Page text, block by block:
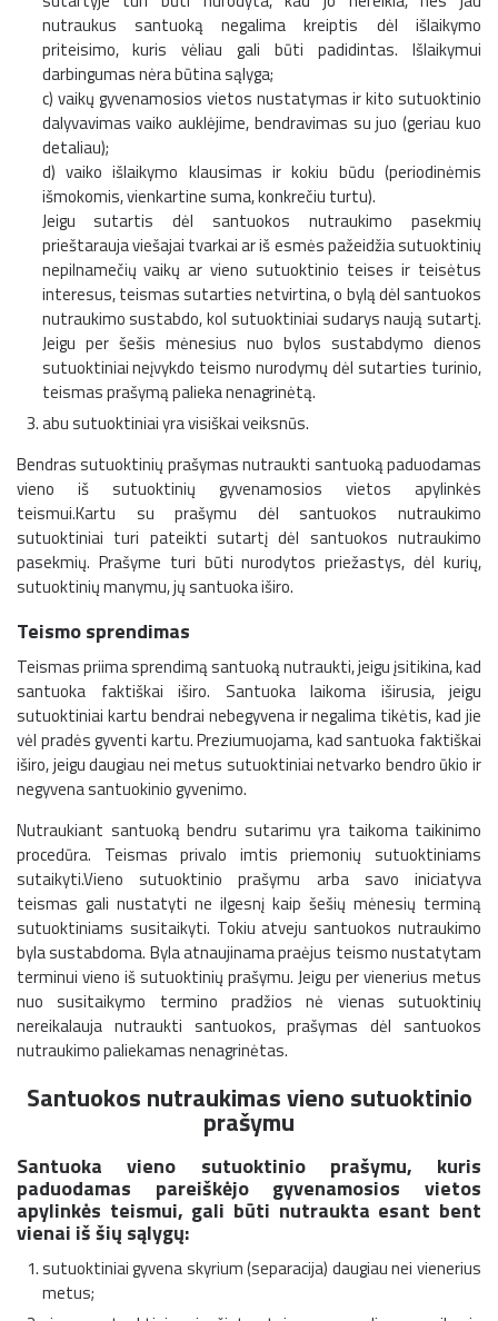
nutraukus santuoką negalima kreiptis dėl išlaikymo
priteisimo, kuris vėliau gali būti padidintas. Išlaikymui
darbingumas nėra būtina sąlyga;
c) vaikų gyvenamosios vietos nustatymas ir kito sutuoktinio
dalyvavimas vaiko auklėjime, bendravimas su juo (geriau kuo
detaliau);
d) vaiko išlaikymo klausimas ir kokiu būdu (periodinėmis
išmokomis, vienkartine suma, konkrečiu turtu).
Jeigu sutartis dėl santuokos nutraukimo pasekmių
prieštarauja viešajai tvarkai ar iš esmės pažeidžia sutuoktinių
nepilnamečių vaikų ar vieno sutuoktinio teises ir teisėtus
interesus, teismas sutarties netvirtina, o bylą dėl santuokos
nutraukimo sustabdo, kol sutuoktiniai sudarys naują sutartį.
Jeigu per šešis mėnesius nuo bylos sustabdymo dienos
sutuoktiniai neįvykdo teismo nurodymų dėl sutarties turinio,
teismas prašymą palieka nenagrinėtą.
abu sutuoktiniai yra visiškai veiksnūs.
Bendras sutuoktinių prašymas nutraukti santuoką paduodamas
vieno iš sutuoktinių gyvenamosios vietos apylinkės
teismui.Kartu su prašymu dėl santuokos nutraukimo
sutuoktiniai turi pateikti sutartį dėl santuokos nutraukimo
pasekmių. Prašyme turi būti nurodytos priežastys, dėl kurių,
sutuoktinių manymu, jų santuoka iširo.
Teismo sprendimas
Teismas priima sprendimą santuoką nutraukti, jeigu įsitikina, kad
santuoka faktiškai iširo. Santuoka laikoma iširusia, jeigu
sutuoktiniai kartu bendrai nebegyvena ir negalima tikėtis, kad jie
vėl pradės gyventi kartu. Preziumuojama, kad santuoka faktiškai
iširo, jeigu daugiau nei metus sutuoktiniai netvarko bendro ūkio ir
negyvena santuokinio gyvenimo.
Nutraukiant santuoką bendru sutarimu yra taikoma taikinimo
procedūra. Teismas privalo imtis priemonių sutuoktiniams
sutaikyti.Vieno sutuoktinio prašymu arba savo iniciatyva
teismas gali nustatyti ne ilgesnį kaip šešių mėnesių terminą
sutuoktiniams susitaikyti. Tokiu atveju santuokos nutraukimo
byla sustabdoma. Byla atnaujinama praėjus teismo nustatytam
terminui vieno iš sutuoktinių prašymu. Jeigu per vienerius metus
nuo susitaikymo termino pradžios nė vienas sutuoktinių
nereikalauja nutraukti santuokos, prašymas dėl santuokos
nutraukimo paliekamas nenagrinėtas.
Santuokos nutraukimas vieno sutuoktinio
prašymu
Santuoka vieno sutuoktinio prašymu, kuris
paduodamas pareiškėjo gyvenamosios vietos
apylinkės teismui, gali būti nutraukta esant bent
vienai iš šių sąlygų:
sutuoktiniai gyvena skyrium (separacija) daugiau nei vienerius
metus;